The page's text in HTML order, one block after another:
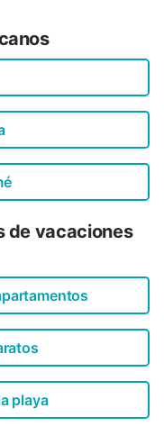
de vacaciones
playa